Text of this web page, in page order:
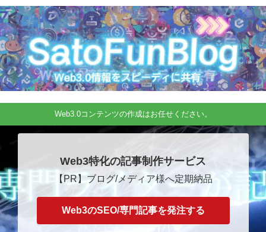
Web3.0コンテンツの作成はお任せください。
Web3特化の記事制作サービス
【PR】ブログ/メディア様へ定期納品
Web3のSEO/専門記事を発注する